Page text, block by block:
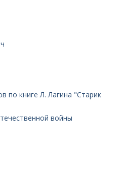
по книге Л. Лагина "Старик
войны